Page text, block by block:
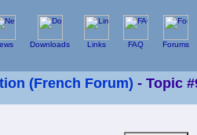
Downloads Links FAQ Forums
(French Forum) - Topic